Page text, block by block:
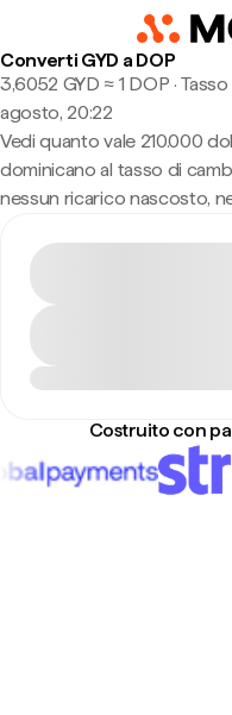
Converti GYD a DOP
3,6052 GYD ≈ 1 DOP ·
agosto, 20:22
Vedi quanto vale 210.000
dominicano al tasso di
nessun ricarico nascosto,
Costruito con